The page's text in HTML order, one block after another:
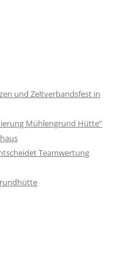
und Zeltverbandsfest in
Mühlengrund Hütte“
Teamwertung